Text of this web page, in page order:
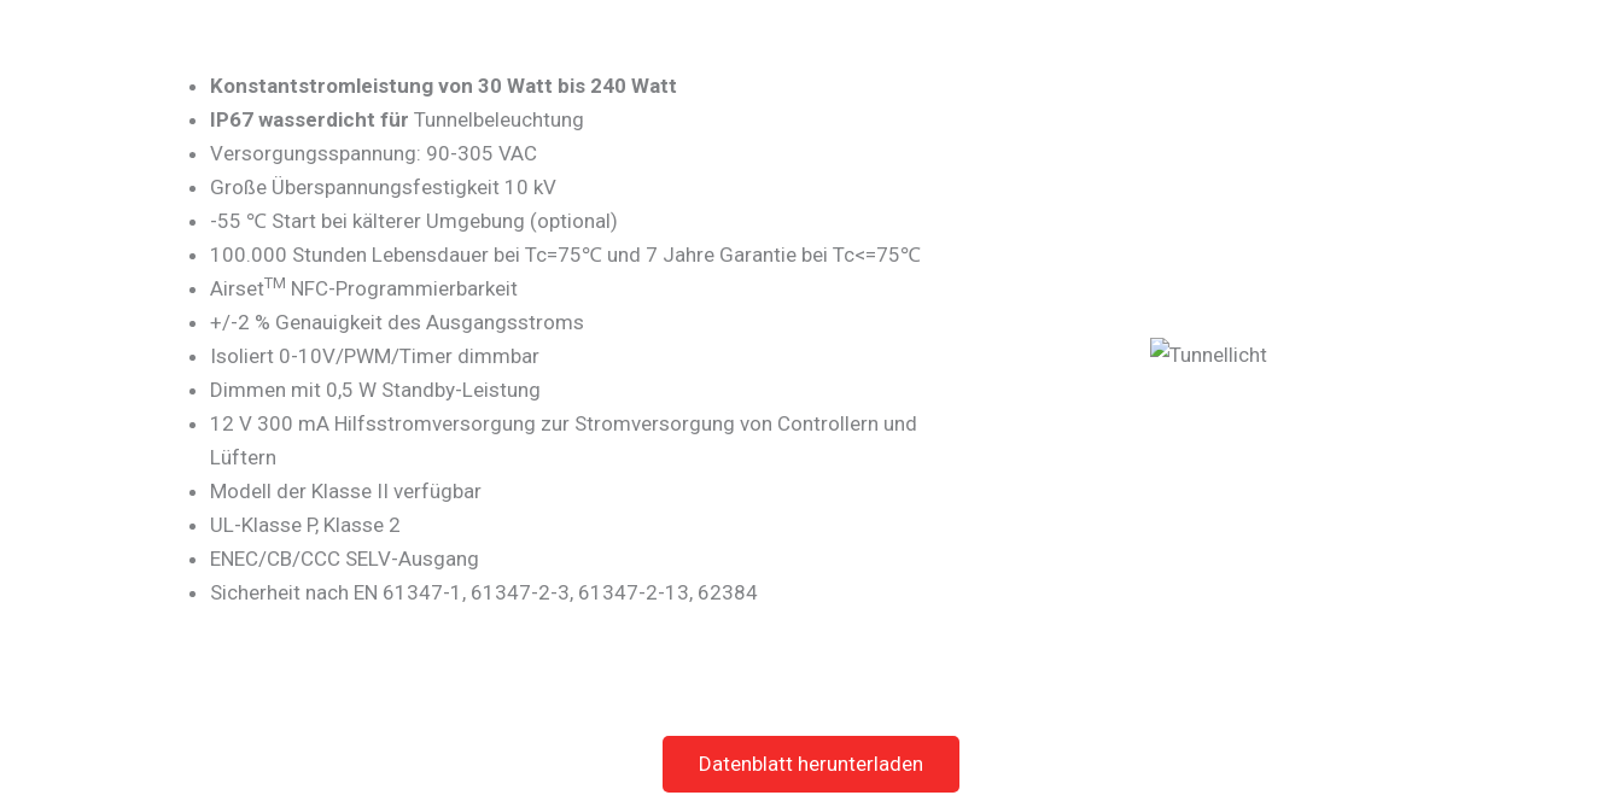
Konstantstromleistung von 30 Watt bis 240 Watt
IP67 wasserdicht für Tunnelbeleuchtung
Versorgungsspannung: 90-305 VAC
Große Überspannungsfestigkeit 10 kV
-55 ℃ Start bei kälterer Umgebung (optional)
100.000 Stunden Lebensdauer bei Tc=75℃ und 7 Jahre Garantie bei Tc<=75℃
AirsetTM NFC-Programmierbarkeit
+/-2 % Genauigkeit des Ausgangsstroms
Isoliert 0-10V/PWM/Timer dimmbar
Dimmen mit 0,5 W Standby-Leistung
12 V 300 mA Hilfsstromversorgung zur Stromversorgung von Controllern und
Lüftern
Modell der Klasse II verfügbar
UL-Klasse P, Klasse 2
ENEC/CB/CCC SELV-Ausgang
Sicherheit nach EN 61347-1, 61347-2-3, 61347-2-13, 62384
Datenblatt herunterladen